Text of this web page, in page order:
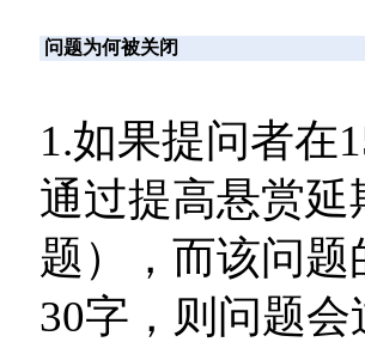
问题为何被关闭
1.如果提问者在
通过提高悬赏
题），而该问
30字，则问题